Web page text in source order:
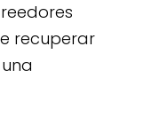
recuperar